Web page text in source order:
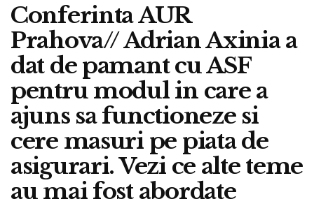
Conferinta AUR
Prahova// Adrian Axinia a
dat de pamant cu ASF
pentru modul in care a
ajuns sa functioneze si
cere masuri pe piata de
asigurari. Vezi ce alte teme
au mai fost abordate